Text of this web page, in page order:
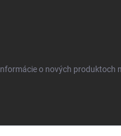
o nových produktoch